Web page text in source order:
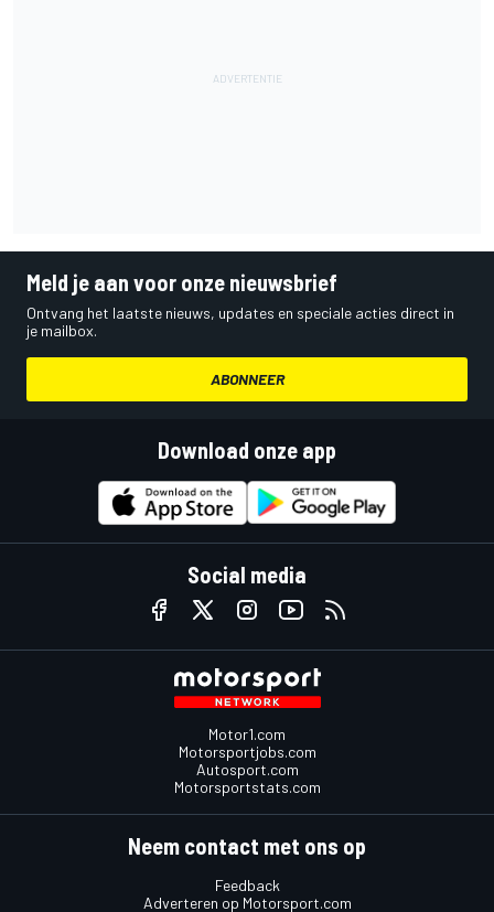
Meld je aan voor onze nieuwsbrief
Ontvang het laatste nieuws, updates en speciale acties direct in
je mailbox.
ABONNEER
Download onze app
Social media
Motor1.com
Motorsportjobs.com
Autosport.com
Motorsportstats.com
Neem contact met ons op
Feedback
Adverteren op Motorsport.com